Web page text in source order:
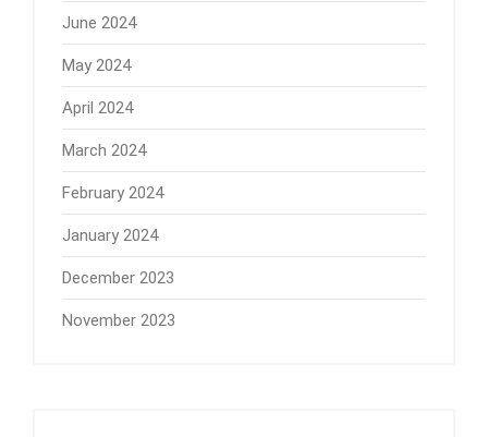
June 2024
May 2024
April 2024
March 2024
February 2024
January 2024
December 2023
November 2023